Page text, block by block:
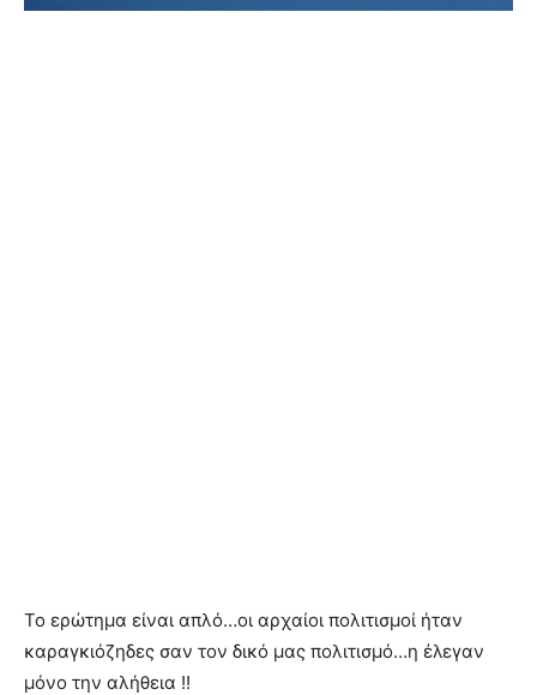
Το ερώτημα είναι απλό…οι αρχαίοι πολιτισμοί ήταν
καραγκιόζηδες σαν τον δικό μας πολιτισμό…η έλεγαν
μόνο την αλήθεια !!